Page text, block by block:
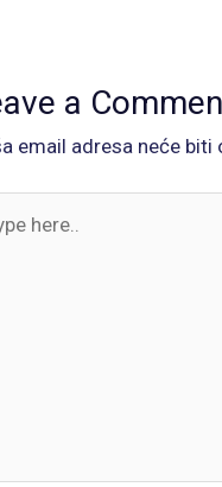
a
email adresa neće biti